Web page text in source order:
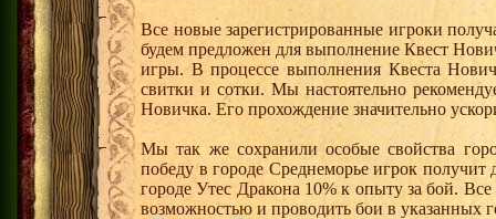
Все новые зарегистрированные игроки
будем предложен для выполнение Квест
игры. В процессе выполнения Квеста
свитки и сотки. Мы настоятельно
Новичка. Его прохождение значительно
Мы так же сохранили особые свойства
победу в городе Среднеморье игрок
городе Утес Дракона 10% к опыту за бой.
возможностью и проводить бои в указанных